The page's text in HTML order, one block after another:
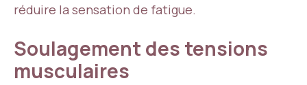
réduire la sensation de fatigue.
Soulagement des tensions
musculaires